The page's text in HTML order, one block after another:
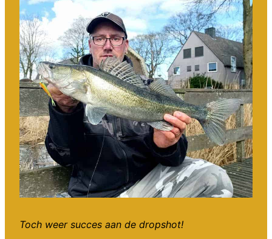
Toch weer succes aan de dropshot!